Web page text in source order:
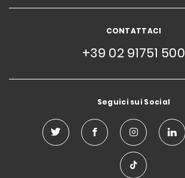
CONTATTACI
+39 02 91751 500
Seguici sui Social